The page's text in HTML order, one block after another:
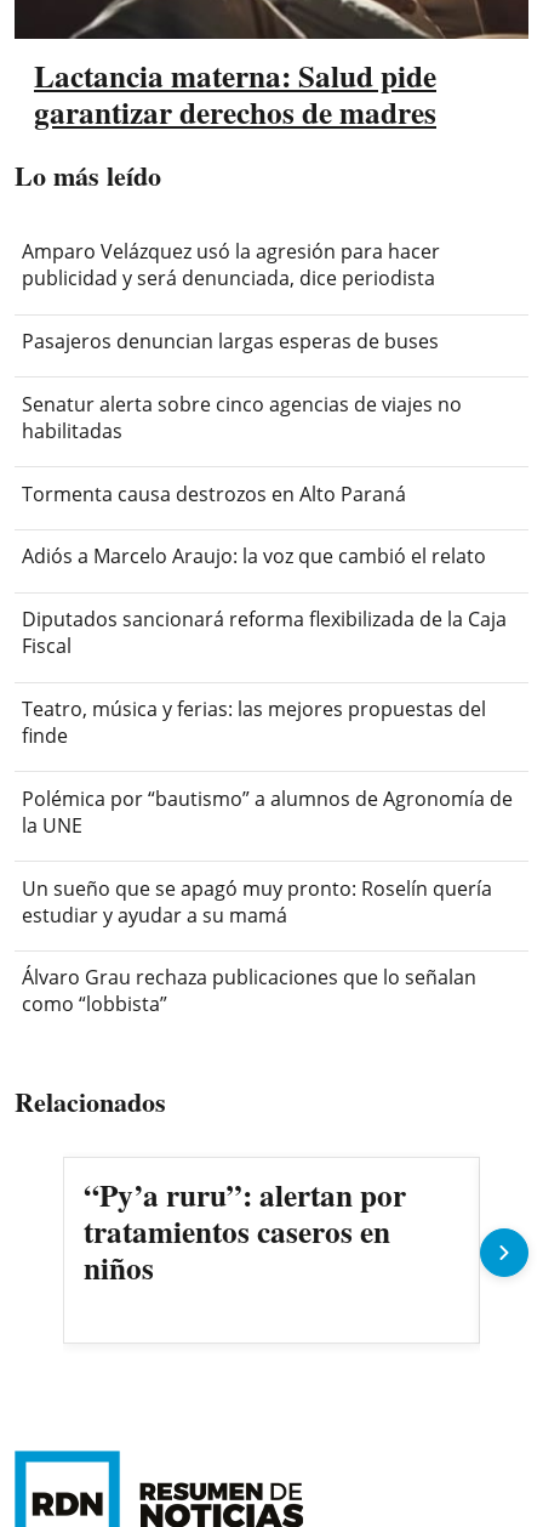
Lactancia materna: Salud pide
garantizar derechos de madres
Lo más leído
Amparo Velázquez usó la agresión para hacer
publicidad y será denunciada, dice periodista
Pasajeros denuncian largas esperas de buses
Senatur alerta sobre cinco agencias de viajes no
habilitadas
Tormenta causa destrozos en Alto Paraná
Adiós a Marcelo Araujo: la voz que cambió el relato
Diputados sancionará reforma flexibilizada de la Caja
Fiscal
Teatro, música y ferias: las mejores propuestas del
finde
Polémica por “bautismo” a alumnos de Agronomía de
la UNE
Un sueño que se apagó muy pronto: Roselín quería
estudiar y ayudar a su mamá
Álvaro Grau rechaza publicaciones que lo señalan
como “lobbista”
Relacionados
“Py’a ruru”: alertan por
tratamientos caseros en
niños